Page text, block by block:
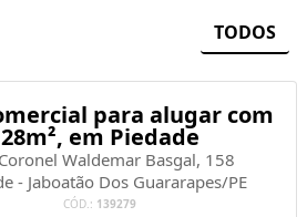
TODOS
para alugar com
28m², em Piedade
Waldemar Basgal, 158
- Jaboatão Dos Guararapes/PE
CÓD.: 139279